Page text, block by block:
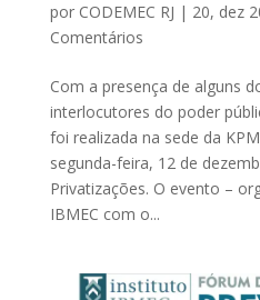
por CODEMEC RJ | 20, dez
Comentários
Com a presença de alguns
interlocutores do poder
foi realizada na sede da
segunda-feira, 12 de
Privatizações. O evento –
IBMEC com o...